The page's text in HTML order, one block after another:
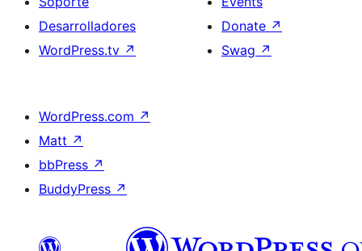
Desarrolladores
WordPress.tv ↗
Donate ↗
Swag ↗
WordPress.com ↗
Matt ↗
bbPress ↗
BuddyPress ↗